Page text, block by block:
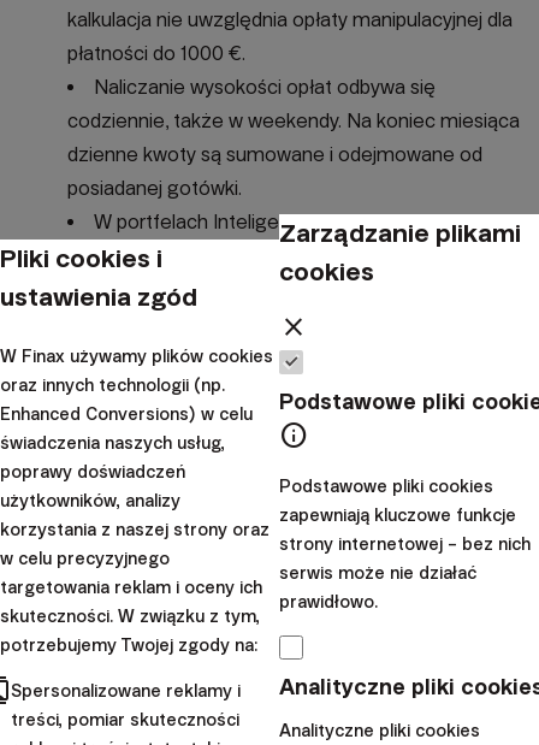
kalkulacja nie uwzględnia opłaty manipulacyjnej dla
płatności do 1000 €.
Naliczanie wysokości opłat odbywa się
codziennie, także w weekendy. Na koniec miesiąca
dzienne kwoty są sumowane i odejmowane od
posiadanej gotówki.
W portfelach Inteligentnego Inwestowania
wartość środków pieniężnych na rachunku waha
się od 1,5% do -0,5% wartości portfela. Kiedy środki
pieniężne spadają poniżej -0,5% wartości rachunku,
część każdej pozycji w portfelu (około 2% pozycji
z każdego funduszu ETF) jest proporcjonalnie
sprzedawana w następnym dniu handlowym, aby
wartość gotówki wyniosła 1,5% wartości portfela
przy zachowaniu alokacji papierów wartościowych
z końca dnia poprzedniego.
Każdego dnia inwestycji śledzimy również
odchylenie wag każdego ETF-a. Jeśli odchylenie
przekracza dopuszczalny limit, konto jest
poddawane rebalansingowi.
przybliżamy metodę oraz korzystny wpływ
rebalansingu.
Pliki cookies i
ustawienia zgód
W Finax używamy plików cookies
oraz innych technologii (np.
Enhanced Conversions) w celu
świadczenia naszych usług,
poprawy doświadczeń
użytkowników, analizy
korzystania z naszej strony oraz
w celu precyzyjnego
targetowania reklam i oceny ich
skuteczności. W związku z tym,
potrzebujemy Twojej zgody na:
Spersonalizowane reklamy i
treści, pomiar skuteczności
Zarządzanie plikami
cookies
close
Podstawowe pliki
info
Podstawowe pliki cookies
zapewniają kluczowe funkcje
strony internetowej – bez nich
serwis może nie działać
prawidłowo.
Analityczne pliki
Analityczne pliki cookies